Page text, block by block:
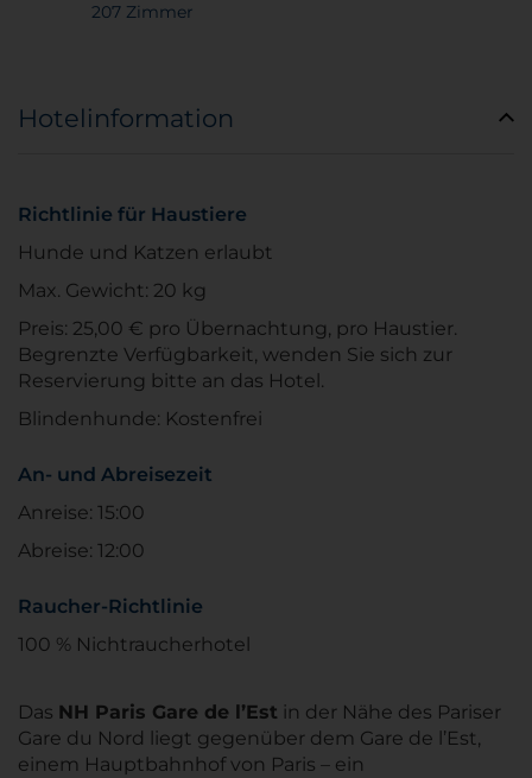
207 Zimmer
Hotelinformation
Richtlinie für Haustiere
Hunde und Katzen erlaubt
Max. Gewicht: 20 kg
Preis: 25,00 € pro Übernachtung, pro Haustier.
Begrenzte Verfügbarkeit, wenden Sie sich zur
Reservierung bitte an das Hotel.
Blindenhunde: Kostenfrei
An- und Abreisezeit
Anreise: 15:00
Abreise: 12:00
Raucher-Richtlinie
100 % Nichtraucherhotel
Das NH Paris Gare de l’Est in der Nähe des Pariser
Gare du Nord liegt gegenüber dem Gare de l’Est,
einem Hauptbahnhof von Paris – ein